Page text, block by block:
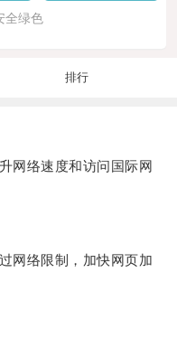
全绿色
排行
络速度和访问国际网
络限制，加快网页加